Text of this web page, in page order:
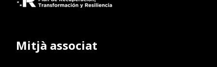
Mitjà associat